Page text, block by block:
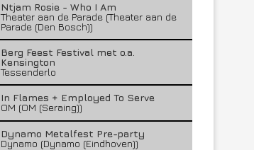
Ntjam Rosie - Who I Am
Theater aan de Parade (Theater aan de
Parade (Den Bosch))
Berg Feest Festival met o.a.
Kensington
Tessenderlo
In Flames + Employed To Serve
OM (OM (Seraing))
Dynamo Metalfest Pre-party
Dynamo (Dynamo (Eindhoven))